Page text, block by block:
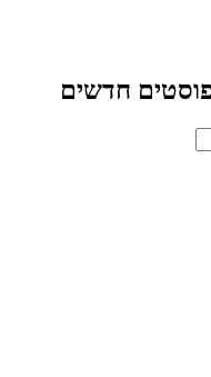
חדשים